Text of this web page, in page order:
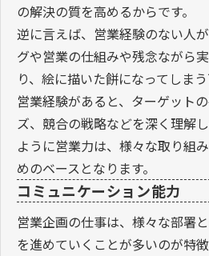
の解決の質を高めるからです。
逆に言えば、営業経験のない人
グや営業の仕組みや残念ながら
り、絵に描いた餅になってしま
営業経験があると、ターゲット
ズ、競合の戦略などを深く理解
ように営業力は、様々な取り組
めのベースとなります。
コミュニケーション能力
営業企画の仕事は、様々な部署
を進めていくことが多いのが特